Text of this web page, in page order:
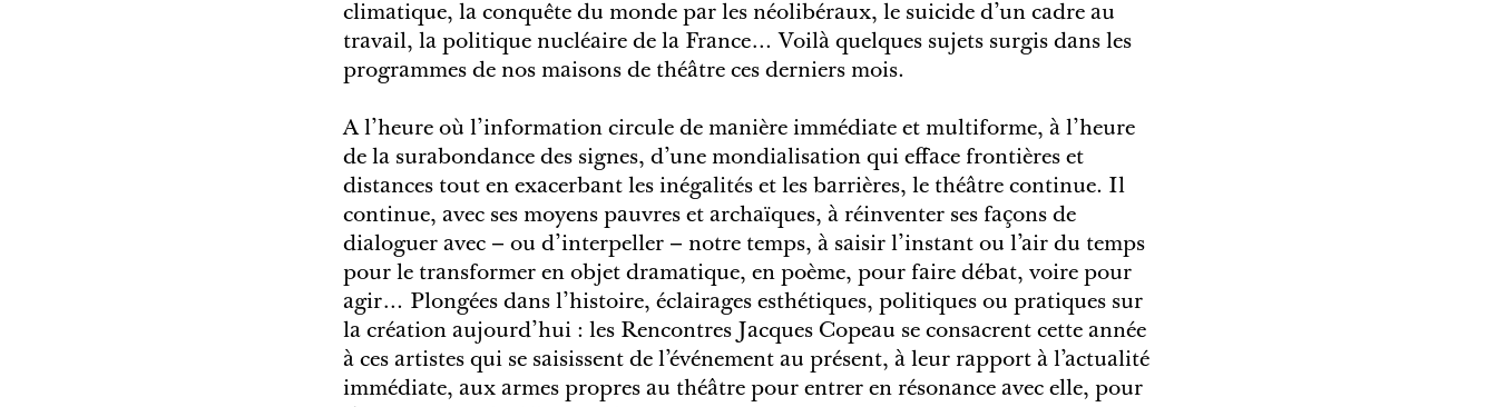
climatique, la conquête du monde par les néolibéraux, le suicide d’un cadre au
travail, la politique nucléaire de la France… Voilà quelques sujets surgis dans les
programmes de nos maisons de théâtre ces derniers mois.
A l’heure où l’information circule de manière immédiate et multiforme, à l’heure
de la surabondance des signes, d’une mondialisation qui efface frontières et
distances tout en exacerbant les inégalités et les barrières, le théâtre continue. Il
continue, avec ses moyens pauvres et archaïques, à réinventer ses façons de
dialoguer avec – ou d’interpeller – notre temps, à saisir l’instant ou l’air du temps
pour le transformer en objet dramatique, en poème, pour faire débat, voire pour
agir… Plongées dans l’histoire, éclairages esthétiques, politiques ou pratiques sur
la création aujourd’hui : les Rencontres Jacques Copeau se consacrent cette année
à ces artistes qui se saisissent de l’événement au présent, à leur rapport à l’actualité
immédiate, aux armes propres au théâtre pour entrer en résonance avec elle, pour